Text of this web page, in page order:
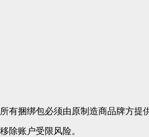
有捆绑包必须由原制造商品牌方
除账户受限风险。